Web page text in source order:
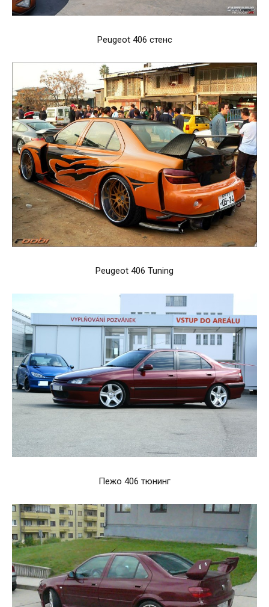
Peugeot 406 стенс
Peugeot 406 Tuning
Пежо 406 тюнинг